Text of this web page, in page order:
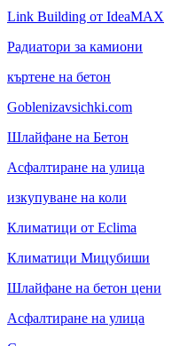
Link Building от IdeaMAX
Радиатори за камиони
къртене на бетон
Goblenizavsichki.com
Шлайфане на Бетон
Асфалтиране на улица
изкупуване на коли
Климатици от Eclima
Климатици Мицубиши
Шлайфане на бетон цени
Асфалтиране на улица